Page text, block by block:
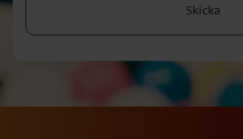
Skicka